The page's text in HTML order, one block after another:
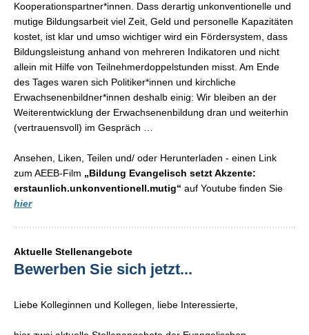
Kooperationspartner*innen. Dass derartig unkonventionelle und
mutige Bildungsarbeit viel Zeit, Geld und personelle Kapazitäten
kostet, ist klar und umso wichtiger wird ein Fördersystem, dass
Bildungsleistung anhand von mehreren Indikatoren und nicht
allein mit Hilfe von Teilnehmerdoppelstunden misst. Am Ende
des Tages waren sich Politiker*innen und kirchliche
Erwachsenenbildner*innen deshalb einig: Wir bleiben an der
Weiterentwicklung der Erwachsenenbildung dran und weiterhin
(vertrauensvoll) im Gespräch …
Ansehen, Liken, Teilen und/ oder Herunterladen - einen Link
zum AEEB-Film „Bildung Evangelisch setzt Akzente:
erstaunlich.unkonventionell.mutig“ auf Youtube finden Sie
hier
Aktuelle Stellenangebote
Bewerben Sie sich jetzt...
Liebe Kolleginnen und Kollegen, liebe Interessierte,